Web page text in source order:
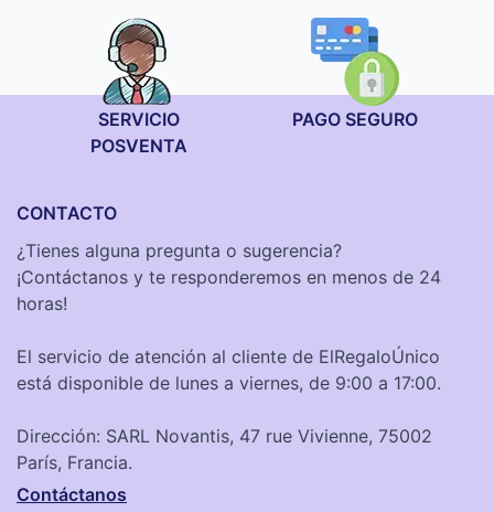
SERVICIO
POSVENTA
PAGO SEGURO
CONTACTO
¿Tienes alguna pregunta o sugerencia?
¡Contáctanos y te responderemos en menos de 24
horas!
El servicio de atención al cliente de ElRegaloÚnico
está disponible de lunes a viernes, de 9:00 a 17:00.
Dirección: SARL Novantis, 47 rue Vivienne, 75002
París, Francia.
Contáctanos